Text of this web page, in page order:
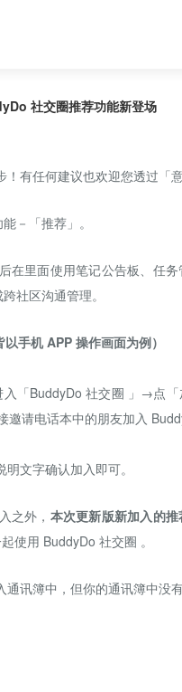
社交圈推荐功能新登场
有任何建议也欢迎您透过「
－「推荐」。
里面使用笔记公告板、任
社区沟通管理。
以手机APP 操作画面为例）
「BuddyDo 社交圈 」→点
请电话本中的朋友加入
文字确认加入即可。
之外， 本次更新版新加入的
使用 BuddyDo 社交圈 。
讯簿中，但你的通讯簿中没